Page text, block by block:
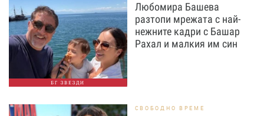
БГ ЗВЕЗДИ
Любомира Башева
разтопи мрежата с най-
нежните кадри с Башар
Рахал и малкия им син
СВОБОДНО ВРЕМЕ